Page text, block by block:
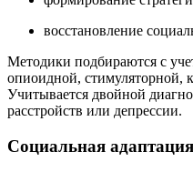
восстановление
Методики подбираются с
опиоидной, стимуляторной,
Учитывается двойной
расстройств или депрессии.
Социальная адаптация